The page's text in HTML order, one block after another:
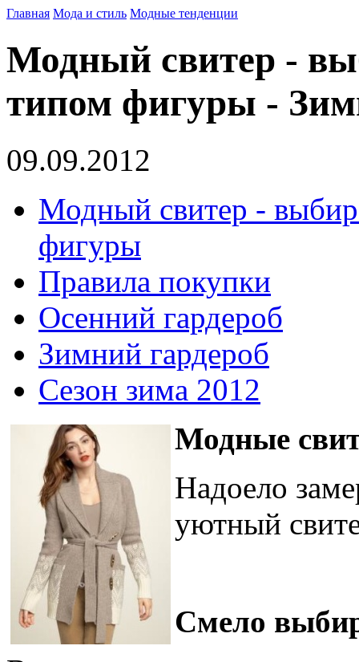
Главная Мода и стиль Модные тенденции
Модный свитер -
типом фигуры -
09.09.2012
Модный свитер -
фигуры
Правила покупки
Осенний гардероб
Зимний гардероб
Сезон зима 2012
Модные
Надоело
уютный
Смело